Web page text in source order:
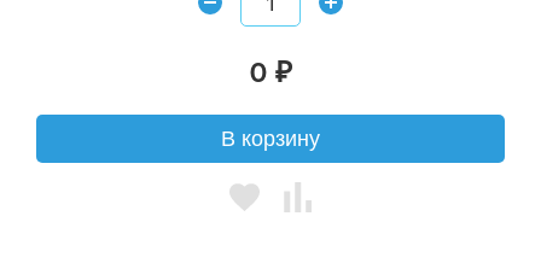
0 ₽
В корзину